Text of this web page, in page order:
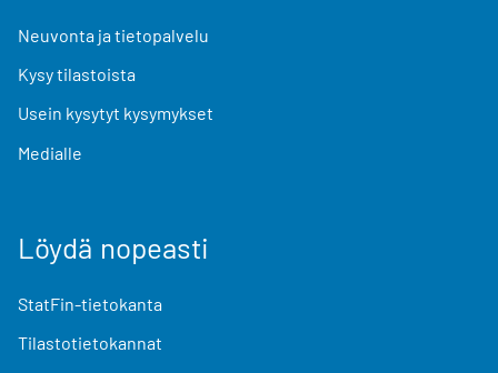
Neuvonta ja tietopalvelu
Kysy tilastoista
Usein kysytyt kysymykset
Medialle
Löydä nopeasti
StatFin-tietokanta
Tilastotietokannat